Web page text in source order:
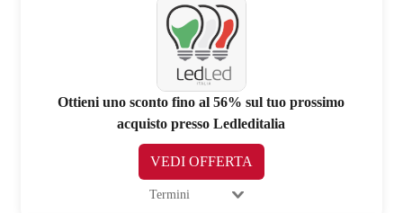
Ottieni uno sconto fino al 56% sul tuo prossimo
acquisto presso Ledleditalia
VEDI OFFERTA
Termini